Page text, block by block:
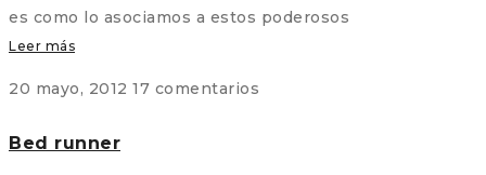
es como lo asociamos a estos poderosos
Leer más
20 mayo, 2012 17 comentarios
Bed runner